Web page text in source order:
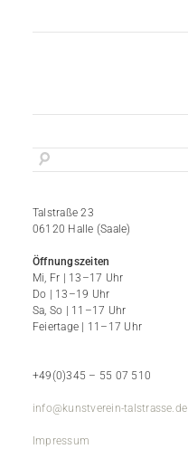
Talstraße 23
06120 Halle (Saale)
Öffnungszeiten
Mi, Fr | 13–17 Uhr
Do | 13–19 Uhr
Sa, So | 11–17 Uhr
Feiertage | 11–17 Uhr
+49(0)345 – 55 07 510
info@kunstverein-talstrasse.de
Impressum